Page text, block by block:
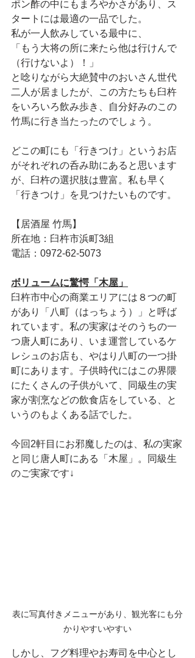
ポン酢の中にもまろやかさがあり、ス
タートには最適の一品でした。
私が一人飲みしている最中に、
「もう大将の所に来たら他は行けんで
（行けないよ）！」
と唸りながら大絶賛中のおいさん世代
二人が居ましたが、この方たちも臼杵
をいろいろ飲み歩き、自分好みのこの
竹馬に行き当たったのでしょう。
どこの町にも「行きつけ」というお店
がそれぞれの呑み助にあると思います
が、臼杵の選択肢は豊富。私も早く
「行きつけ」を見つけたいものです。
【居酒屋 竹馬】
所在地：臼杵市浜町3組
電話：0972-62-5073
ボリュームに驚愕「木屋」
臼杵市中心の商業エリアには８つの町
があり「八町（はっちょう）」と呼ば
れています。私の実家はそのうちの一
つ唐人町にあり、いま運営しているケ
レシュのお店も、やはり八町の一つ掛
町にあります。子供時代にはこの界隈
にたくさんの子供がいて、同級生の実
家が割烹などの飲食店をしている、と
いうのもよくある話でした。
今回2軒目にお邪魔したのは、私の実家
と同じ唐人町にある「木屋」。同級生
のご実家です↓
表に写真付きメニューがあり、観光客にも分
かりやすいやすい
しかし、フグ料理やお寿司を中心とし